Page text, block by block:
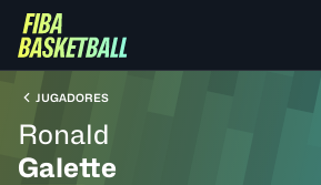
JUGADORES
Ronald
Galette